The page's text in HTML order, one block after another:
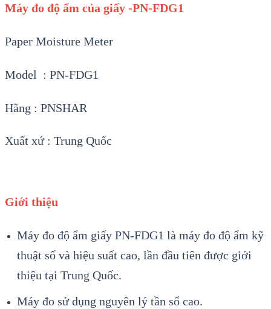
Máy đo độ ẩm của giấy -PN-FDG1
Paper Moisture Meter
Model : PN-FDG1
Hãng : PNSHAR
Xuất xứ : Trung Quốc
Giới thiệu
Máy đo độ ẩm giấy PN-FDG1 là máy đo độ ẩm kỹ
thuật số và hiệu suất cao, lần đầu tiên được giới
thiệu tại Trung Quốc.
Máy đo sử dụng nguyên lý tần số cao.